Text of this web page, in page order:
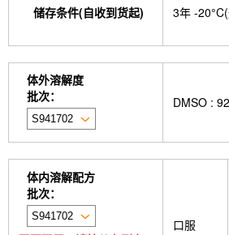
储存条件(自收到货起) 3年 -
体外溶解度
批次：
DMSO :
体内溶解配方
批次：
口服